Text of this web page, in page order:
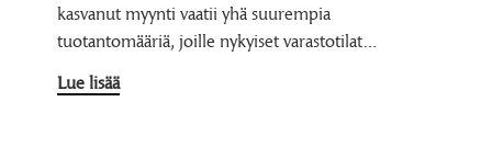
kasvanut myynti vaatii yhä suurempia
tuotantomääriä, joille nykyiset varastotilat…
Lue lisää